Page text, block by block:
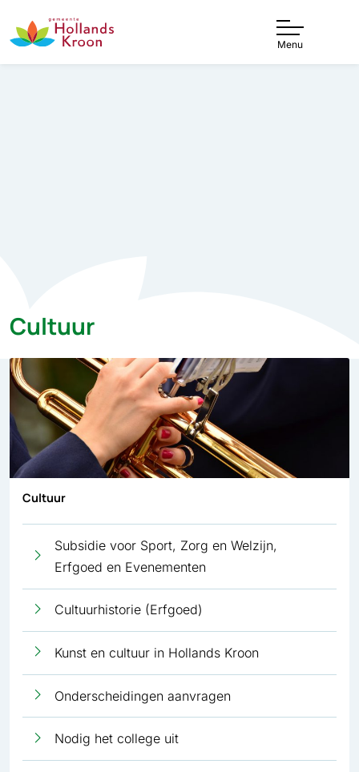
Menu
Cultuur
Cultuur
Subsidie voor Sport, Zorg en Welzijn,
Erfgoed en Evenementen
Cultuurhistorie (Erfgoed)
Kunst en cultuur in Hollands Kroon
Onderscheidingen aanvragen
Nodig het college uit